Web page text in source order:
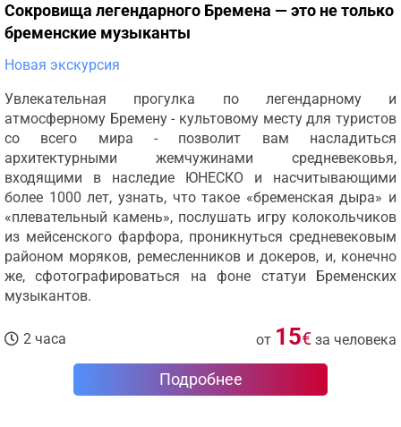
Сокровища легендарного Бремена — это не только
бременские музыканты
Новая экскурсия
Увлекательная прогулка по легендарному и
атмосферному Бремену - культовому месту для туристов
со всего мира - позволит вам насладиться
архитектурными жемчужинами средневековья,
входящими в наследие ЮНЕСКО и насчитывающими
более 1000 лет, узнать, что такое «бременская дыра» и
«плевательный камень», послушать игру колокольчиков
из мейсенского фарфора, проникнуться средневековым
районом моряков, ремесленников и докеров, и, конечно
же, сфотографироваться на фоне статуи Бременских
музыкантов.
2 часа от 15€ за человека
Подробнее